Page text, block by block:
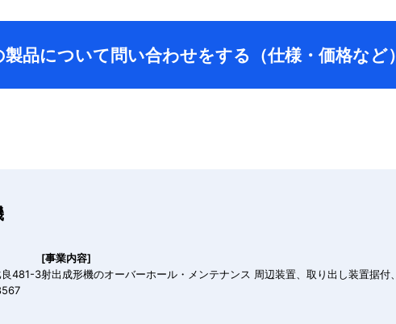
製品について問い合わせをする （仕様・価格など）
481-3
[事業内容]
射出成形機のオーバーホール・メンテナンス 周辺装置、取り出し装置据付、